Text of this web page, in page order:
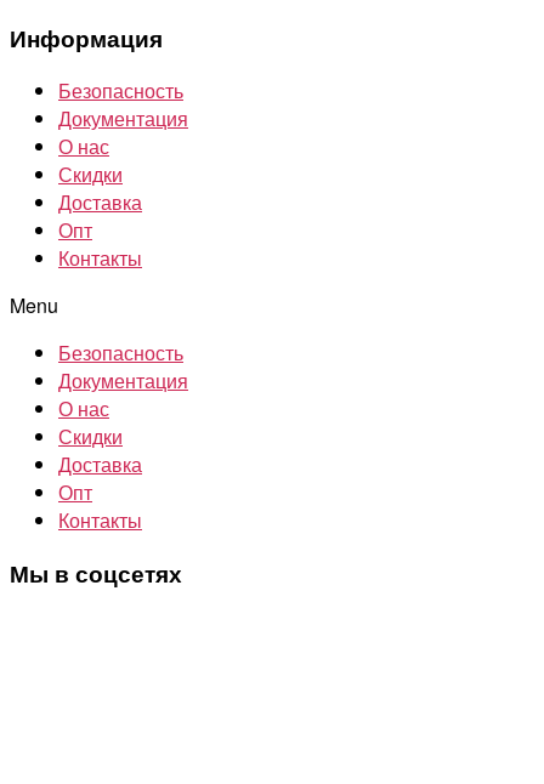
Информация
Безопасность
Документация
О нас
Скидки
Доставка
Опт
Контакты
Menu
Безопасность
Документация
О нас
Скидки
Доставка
Опт
Контакты
Мы в соцсетях